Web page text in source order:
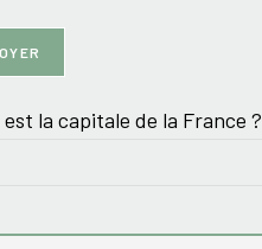
est la capitale de la France ?